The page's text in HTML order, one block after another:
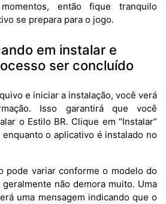
então fique tranquilo
se prepara para o jogo.
em instalar e
ser concluído
e iniciar a instalação, você verá
Isso garantirá que você
o Estilo BR. Clique em “Instalar”
o aplicativo é instalado no
pode variar conforme o modelo do
não demora muito. Uma
uma mensagem indicando que o